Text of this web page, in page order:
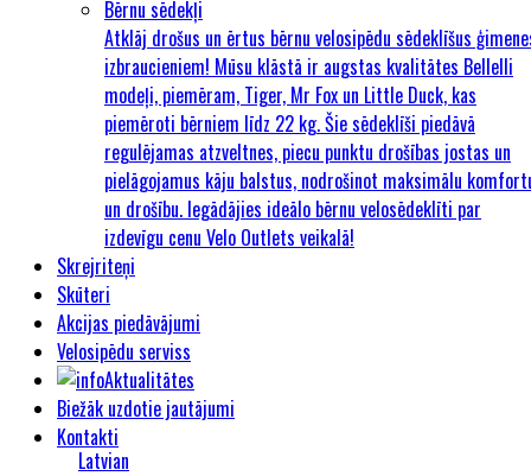
Bērnu sēdekļi
Atklāj drošus un ērtus bērnu velosipēdu sēdeklīšus
izbraucieniem! Mūsu klāstā ir augstas kvalitātes Bellelli
modeļi, piemēram, Tiger, Mr Fox un Little Duck, kas
piemēroti bērniem līdz 22 kg. Šie sēdeklīši piedāvā
regulējamas atzveltnes, piecu punktu drošības jostas un
pielāgojamus kāju balstus, nodrošinot maksimālu
un drošību. Iegādājies ideālo bērnu velosēdeklīti par
izdevīgu cenu Velo Outlets veikalā!
Skrejriteņi
Skūteri
Akcijas piedāvājumi
Velosipēdu serviss
Aktualitātes
Biežāk uzdotie jautājumi
Kontakti
Latvian